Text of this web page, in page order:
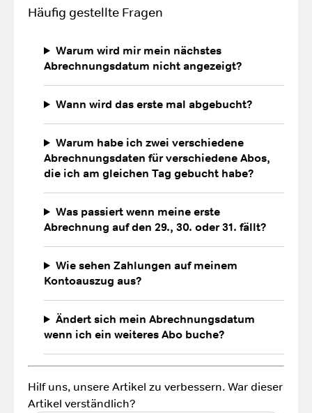
Häufig gestellte Fragen
Warum wird mir mein nächstes
Abrechnungsdatum nicht angezeigt?
Wann wird das erste mal abgebucht?
Warum habe ich zwei verschiedene
Abrechnungsdaten für verschiedene Abos,
die ich am gleichen Tag gebucht habe?
Was passiert wenn meine erste
Abrechnung auf den 29., 30. oder 31. fällt?
Wie sehen Zahlungen auf meinem
Kontoauszug aus?
Ändert sich mein Abrechnungsdatum
wenn ich ein weiteres Abo buche?
Hilf uns, unsere Artikel zu verbessern. War dieser
Artikel verständlich?